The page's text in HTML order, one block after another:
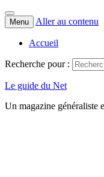
Menu Aller au contenu
Accueil
Recherche pour :
Le guide du Net
Un magazine généraliste